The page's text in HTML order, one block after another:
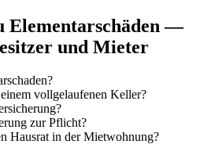
Elementarschäden —
und Mieter
vollgelaufenen Keller?
zur Pflicht?
Hausrat in der Mietwohnung?